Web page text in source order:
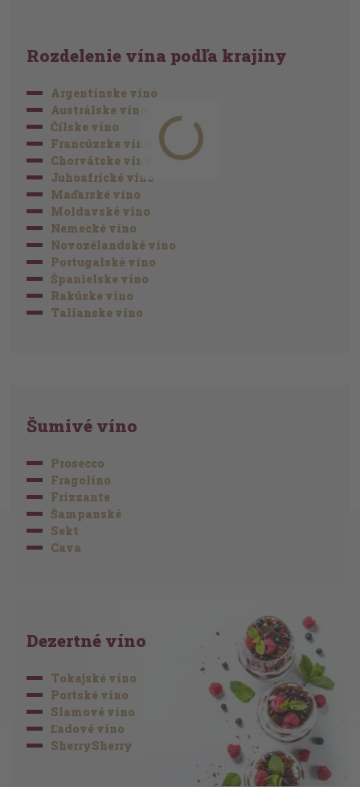
Rozdelenie vína podľa krajiny
Argentínske víno
Austrálske víno
Čílske víno
Francúzske víno
Chorvátske víno
Juhoafrické víno
Maďarské víno
Moldavské víno
Nemecké víno
Novozélandské víno
Portugalské víno
Španielske víno
Rakúske víno
Talianske víno
Šumivé víno
Prosecco
Fragolino
Frizzante
Šampanské
Sekt
Cava
Dezertné víno
Tokajské víno
Portské víno
Slamové víno
Ľadové víno
SherrySherry